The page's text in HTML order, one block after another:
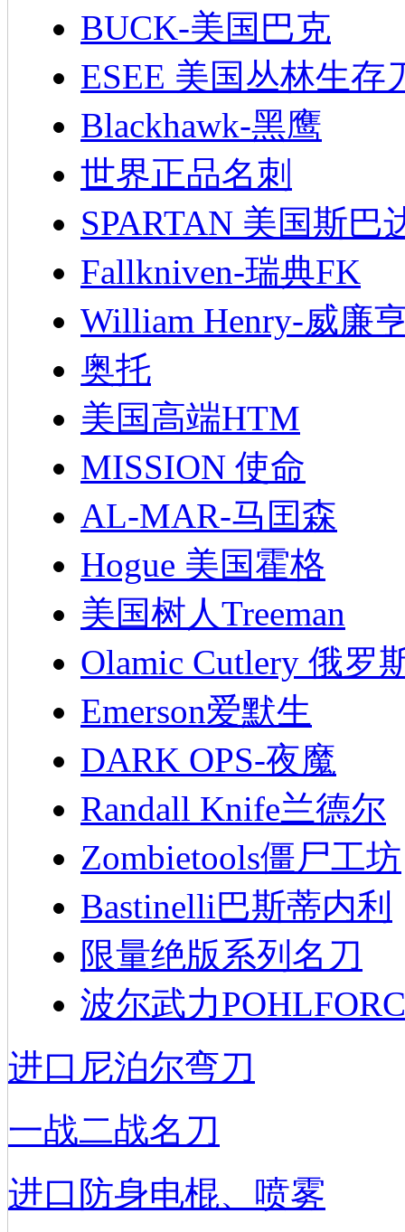
BUCK-美国巴克
ESEE 美国丛林生存
Blackhawk-黑鹰
世界正品名刺
SPARTAN 美国斯巴
Fallkniven-瑞典FK
William Henry-威廉
奥托
美国高端HTM
MISSION 使命
AL-MAR-马囯森
Hogue 美国霍格
美国树人Treeman
Olamic Cutlery 俄罗
Emerson爱默生
DARK OPS-夜魔
Randall Knife兰德尔
Zombietools僵尸工坊
Bastinelli巴斯蒂内利
限量绝版系列名刀
波尔武力
进口尼泊尔弯刀
一战二战名刀
进口防身电棍、喷雾